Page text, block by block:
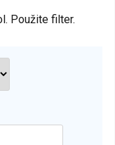
Použite filter.